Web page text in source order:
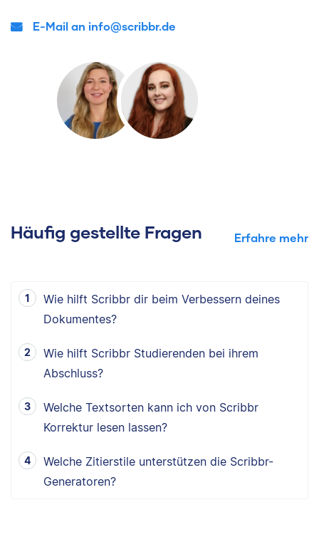
E-Mail an info@scribbr.de
Häufig gestellte Fragen Erfahre mehr
Wie hilft Scribbr dir beim Verbessern deines
Dokumentes?
Wie hilft Scribbr Studierenden bei ihrem
Abschluss?
Welche Textsorten kann ich von Scribbr
Korrektur lesen lassen?
Welche Zitierstile unterstützen die Scribbr-
Generatoren?